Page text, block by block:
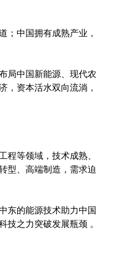
；中国拥有成熟产业，
局中国新能源、现代农
，资本活水双向流淌，
程等领域，技术成熟、
型、高端制造，需求迫
东的能源技术助力中国
技之力突破发展瓶颈 。